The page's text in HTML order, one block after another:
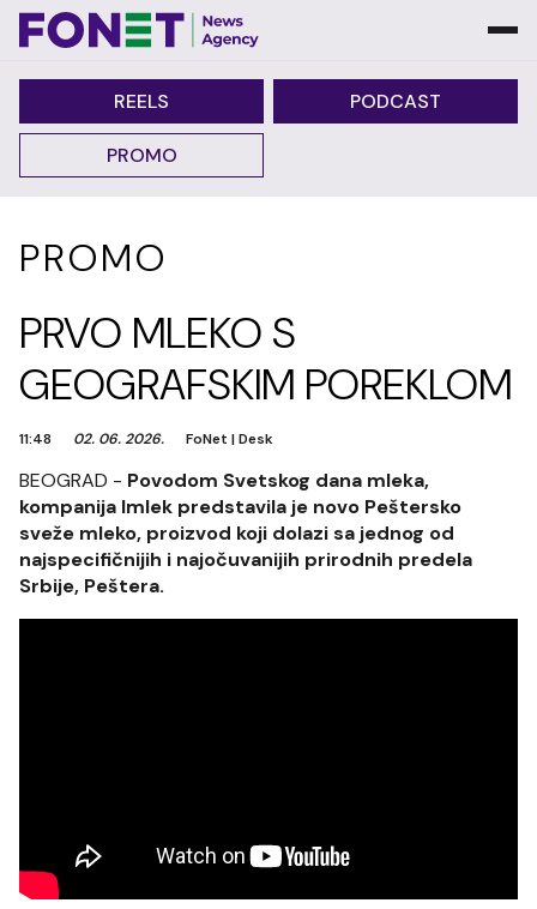
REELS PODCAST
PROMO
PROMO
PRVO MLEKO S
GEOGRAFSKIM POREKLOM
11:48 02. 06. 2026. FoNet |Desk
BEOGRAD - Povodom Svetskog dana mleka,
kompanija Imlek predstavila je novo Peštersko
sveže mleko, proizvod koji dolazi sa jednog od
najspecifičnijih i najočuvanijih prirodnih predela
Srbije, Peštera.